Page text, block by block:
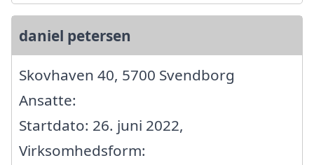
daniel petersen
Skovhaven 40, 5700 Svendborg
Ansatte:
Startdato: 26. juni 2022,
Virksomhedsform: